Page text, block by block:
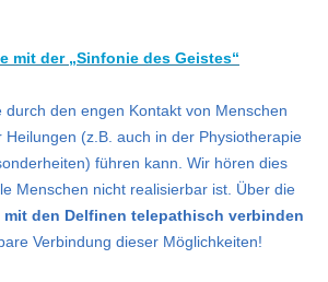
mit der „Sinfonie des Geistes“
durch den engen Kontakt von Menschen
(z.B. auch in der Physiotherapie
führen kann. Wir hören dies
Menschen nicht realisierbar ist. Über die
mit den Delfinen telepathisch verbinden
Verbindung dieser Möglichkeiten!